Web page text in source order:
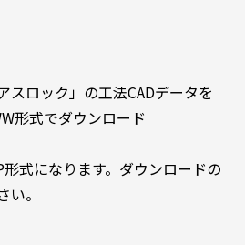
スロック」の工法CADデータを
形式でダウンロード
式になります。ダウンロードの
。